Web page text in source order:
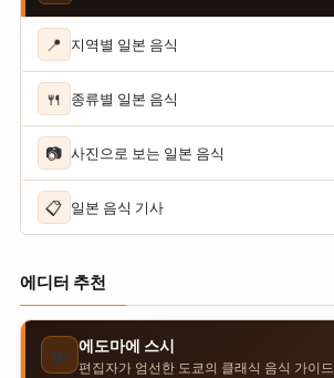
📍 지역별 일본 음식
🍴 종류별 일본 음식
📷 사진으로 보는 일본 음식
📋 일본 음식 기사
에디터 추천
🍣 에도마에 스시
편집자가 엄선한 도쿄의 클래식 음식 가이드